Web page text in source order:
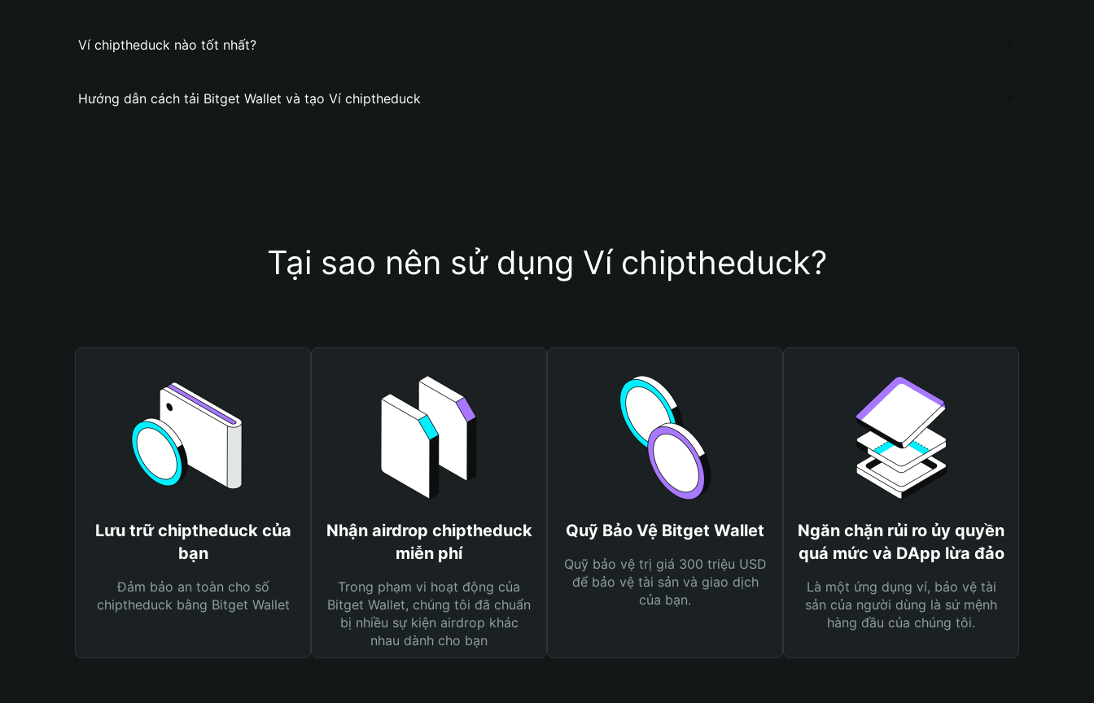
Ví chiptheduck nào tốt nhất?
Hướng dẫn cách tải Bitget Wallet và tạo Ví chiptheduck
Tại sao nên sử dụng Ví chiptheduck?
Lưu trữ chiptheduck của
bạn
Đảm bảo an toàn cho số
chiptheduck bằng Bitget Wallet
Nhận airdrop chiptheduck
miễn phí
Trong phạm vi hoạt động của
Bitget Wallet, chúng tôi đã chuẩn
bị nhiều sự kiện airdrop khác
nhau dành cho bạn
Quỹ Bảo Vệ Bitget Wallet
Quỹ bảo vệ trị giá 300 triệu USD
để bảo vệ tài sản và giao dịch
của bạn.
Ngăn chặn rủi ro ủy quyền
quá mức và DApp lừa đảo
Là một ứng dụng ví, bảo vệ tài
sản của người dùng là sứ mệnh
hàng đầu của chúng tôi.